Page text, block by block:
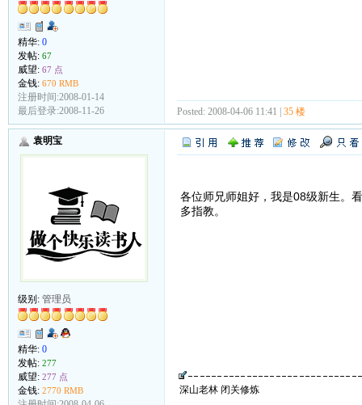
精华: 0
发帖: 67
威望: 67 点
金钱: 670 RMB
注册时间:2008-01-14
最后登录:2008-11-26
Posted: 2008-04-06 11:41 | 35 楼
袁明宝
级别: 管理员
精华: 0
发帖: 277
威望: 277 点
金钱: 2770 RMB
各位师兄师姐好，我是08级新生。
多指教。
深山老林 闭关修炼